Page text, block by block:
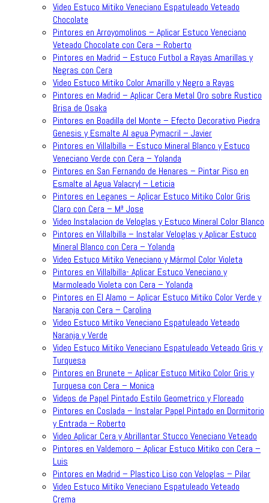
Video Estuco Mitiko Veneciano Espatuleado Veteado
Chocolate
Pintores en Arroyomolinos – Aplicar Estuco Veneciano
Veteado Chocolate con Cera – Roberto
Pintores en Madrid – Estuco Futbol a Rayas Amarillas y
Negras con Cera
Video Estuco Mitiko Color Amarillo y Negro a Rayas
Pintores en Madrid – Aplicar Cera Metal Oro sobre Rustico
Brisa de Osaka
Pintores en Boadilla del Monte – Efecto Decorativo Piedra
Genesis y Esmalte Al agua Pymacril – Javier
Pintores en Villalbilla – Estuco Mineral Blanco y Estuco
Veneciano Verde con Cera – Yolanda
Pintores en San Fernando de Henares – Pintar Piso en
Esmalte al Agua Valacryl – Leticia
Pintores en Leganes – Aplicar Estuco Mitiko Color Gris
Claro con Cera – Mª Jose
Video Instalacion de Veloglas y Estuco Mineral Color Blanco
Pintores en Villalbilla – Instalar Veloglas y Aplicar Estuco
Mineral Blanco con Cera – Yolanda
Video Estuco Mitiko Veneciano y Mármol Color Violeta
Pintores en Villalbilla- Aplicar Estuco Veneciano y
Marmoleado Violeta con Cera – Yolanda
Pintores en El Alamo – Aplicar Estuco Mitiko Color Verde y
Naranja con Cera – Carolina
Video Estuco Mitiko Veneciano Espatuleado Veteado
Naranja y Verde
Video Estuco Mitiko Veneciano Espatuleado Veteado Gris y
Turquesa
Pintores en Brunete – Aplicar Estuco Mitiko Color Gris y
Turquesa con Cera – Monica
Videos de Papel Pintado Estilo Geometrico y Floreado
Pintores en Coslada – Instalar Papel Pintado en Dormitorio
y Entrada – Roberto
Video Aplicar Cera y Abrillantar Stucco Veneciano Veteado
Pintores en Valdemoro – Aplicar Estuco Mitiko con Cera –
Luis
Pintores en Madrid – Plastico Liso con Veloglas – Pilar
Video Estuco Mitiko Veneciano Espatuleado Veteado
Crema